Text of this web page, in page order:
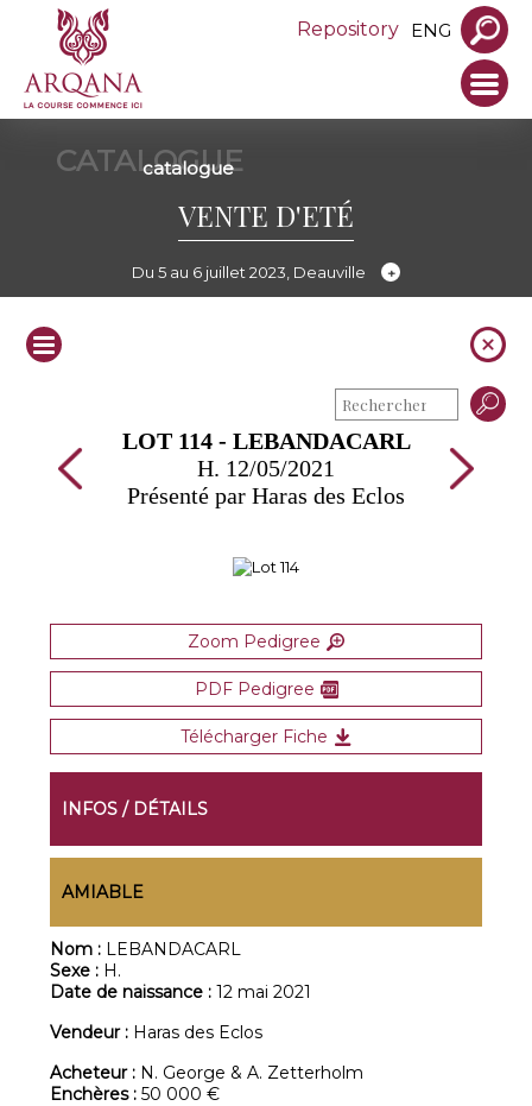
Repository ENG
CATALOGUE
catalogue
VENTE D'ETÉ
Du 5 au 6 juillet 2023, Deauville
LOT 114 - LEBANDACARL
H. 12/05/2021
Présenté par Haras des Eclos
Zoom Pedigree
PDF Pedigree
Télécharger Fiche
INFOS / DÉTAILS
AMIABLE
Nom : LEBANDACARL
Sexe : H.
Date de naissance :12 mai 2021
Vendeur : Haras des Eclos
Acheteur : N. George & A. Zetterholm
Enchères :50 000 €